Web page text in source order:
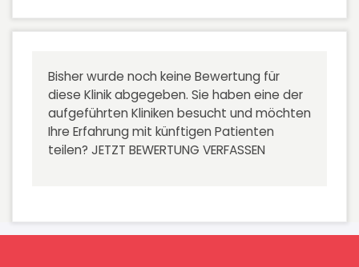
Bisher wurde noch keine Bewertung für
diese Klinik abgegeben. Sie haben eine der
aufgeführten Kliniken besucht und möchten
Ihre Erfahrung mit künftigen Patienten
teilen? JETZT BEWERTUNG VERFASSEN